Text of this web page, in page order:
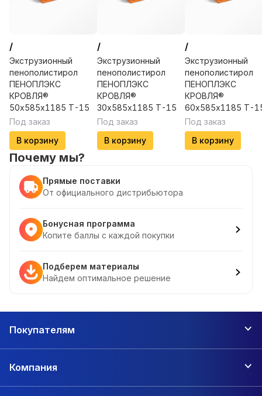
/
Экструзионный
пенополистирол
ПЕНОПЛЭКС
КРОВЛЯ®
50х585х1185 Т-15
Под заказ
В корзину
/
Экструзионный
пенополистирол
ПЕНОПЛЭКС
КРОВЛЯ®
30х585х1185 Т-15
Под заказ
В корзину
/
Экструзионный
пенополистирол
ПЕНОПЛЭКС
КРОВЛЯ®
60х585х1185 Т-
Под заказ
В корзину
Почему мы?
Прямые поставки
От официального дистрибьютора
Бонусная программа
Копите баллы с каждой покупки
Подберем материалы
Найдем оптимальное решение
Покупателям
Компания